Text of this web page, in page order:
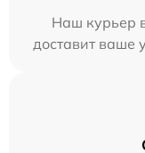
Наш курьер
доставит ваше